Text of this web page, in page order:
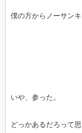
僕の方からノーサン
いや、参った。
どっかあるだろって